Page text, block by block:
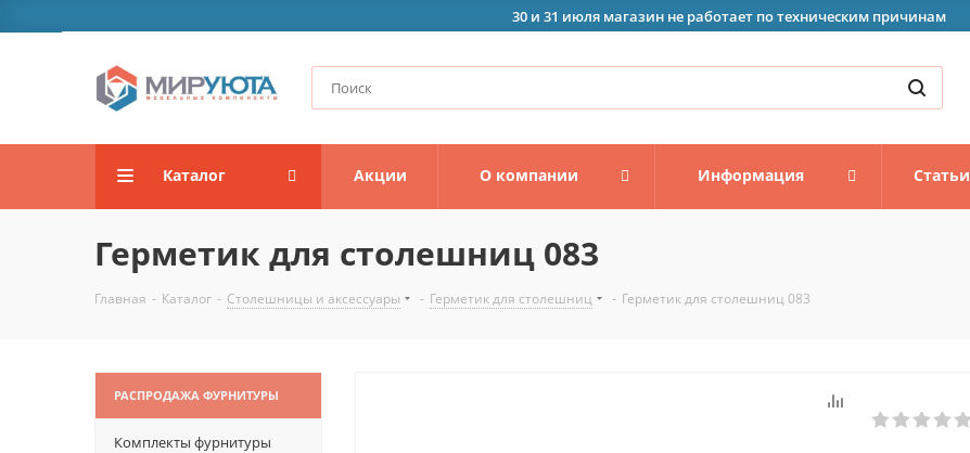
30 и 31 июля магазин не работает по техническим причинам
Каталог Акции О компании Информация Статьи
Герметик для столешниц 083
Главная - Каталог - Столешницы и аксессуары - Герметик для столешниц - Герметик для столешниц 083
РАСПРОДАЖА ФУРНИТУРЫ
Комплекты фурнитуры